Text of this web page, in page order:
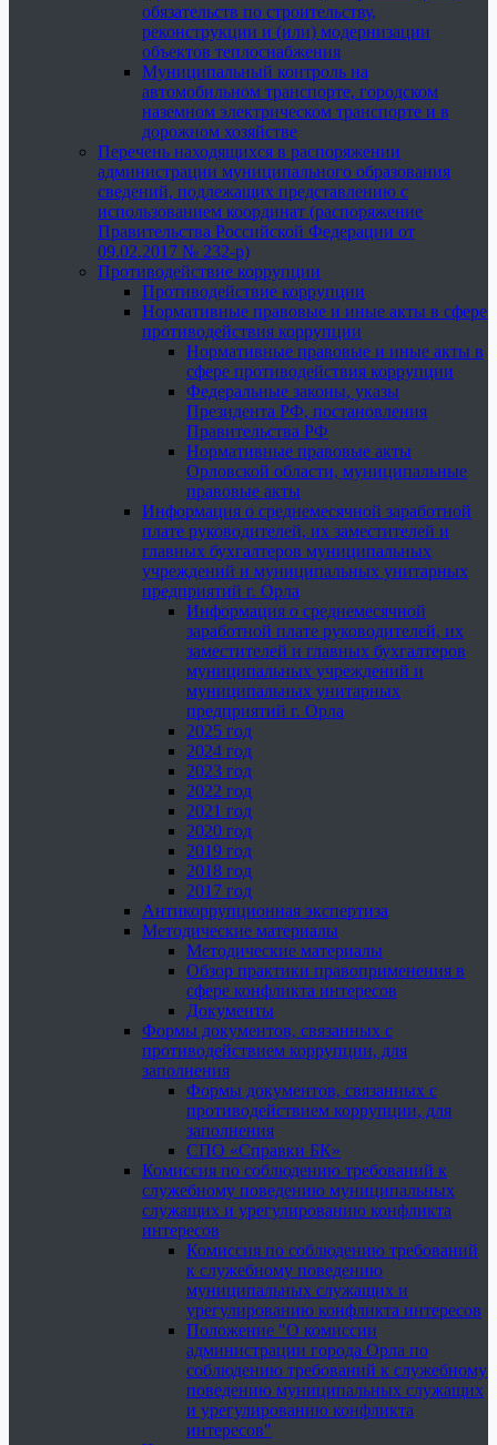
обязательств по строительству,
реконструкции и (или) модернизации
объектов теплоснабжения
Муниципальный контроль на
автомобильном транспорте, городском
наземном электрическом транспорте и в
дорожном хозяйстве
Перечень находящихся в распоряжении
администрации муниципального образования
сведений, подлежащих представлению с
использованием координат (распоряжение
Правительства Российской Федерации от
09.02.2017 № 232-р)
Противодействие коррупции
Противодействие коррупции
Нормативные правовые и иные акты в сфере
противодействия коррупции
Нормативные правовые и иные акты в
сфере противодействия коррупции
Федеральные законы, указы
Президента РФ, постановления
Правительства РФ
Нормативные правовые акты
Орловской области, муниципальные
правовые акты
Информация о среднемесячной заработной
плате руководителей, их заместителей и
главных бухгалтеров муниципальных
учреждений и муниципальных унитарных
предприятий г. Орла
Информация о среднемесячной
заработной плате руководителей, их
заместителей и главных бухгалтеров
муниципальных учреждений и
муниципальных унитарных
предприятий г. Орла
2025 год
2024 год
2023 год
2022 год
2021 год
2020 год
2019 год
2018 год
2017 год
Антикоррупционная экспертиза
Методические материалы
Методические материалы
Обзор практики правоприменения в
сфере конфликта интересов
Документы
Формы документов, связанных с
противодействием коррупции, для
заполнения
Формы документов, связанных с
противодействием коррупции, для
заполнения
СПО «Справки БК»
Комиссия по соблюдению требований к
служебному поведению муниципальных
служащих и урегулированию конфликта
интересов
Комиссия по соблюдению требований
к служебному поведению
муниципальных служащих и
урегулированию конфликта интересов
Положение "О комиссии
администрации города Орла по
соблюдению требований к служебному
поведению муниципальных служащих
и урегулированию конфликта
интересов"